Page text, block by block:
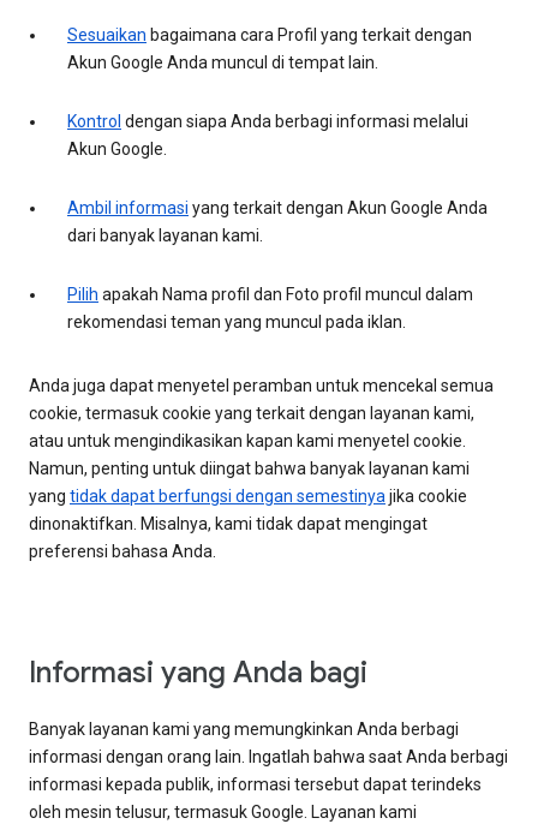
Sesuaikan bagaimana cara Profil yang terkait dengan
Akun Google Anda muncul di tempat lain.
Kontrol dengan siapa Anda berbagi informasi melalui
Akun Google.
Ambil informasi yang terkait dengan Akun Google Anda
dari banyak layanan kami.
Pilih apakah Nama profil dan Foto profil muncul dalam
rekomendasi teman yang muncul pada iklan.
Anda juga dapat menyetel peramban untuk mencekal semua
cookie, termasuk cookie yang terkait dengan layanan kami,
atau untuk mengindikasikan kapan kami menyetel cookie.
Namun, penting untuk diingat bahwa banyak layanan kami
yang tidak dapat berfungsi dengan semestinyajika cookie
dinonaktifkan. Misalnya, kami tidak dapat mengingat
preferensi bahasa Anda.
Informasi yang Anda bagi
Banyak layanan kami yang memungkinkan Anda berbagi
informasi dengan orang lain. Ingatlah bahwa saat Anda berbagi
informasi kepada publik, informasi tersebut dapat terindeks
oleh mesin telusur, termasuk Google. Layanan kami